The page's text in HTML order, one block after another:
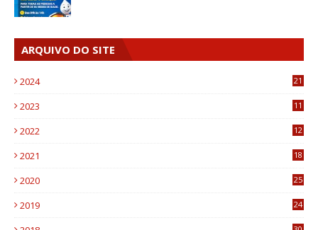
ARQUIVO DO SITE
2024 21
2023
11
2022
12
2021
18
2020
25
2019
24